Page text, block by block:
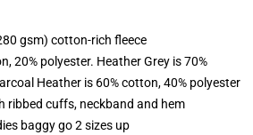
gsm) cotton-rich fleece
20% polyester. Heather Grey is 70%
Heather is 60% cotton, 40% polyester
ribbed cuffs, neckband and hem
baggy go 2 sizes up